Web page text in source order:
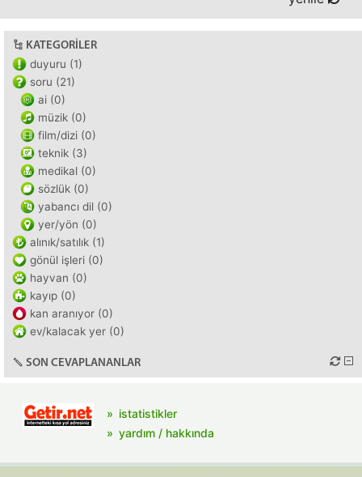
KATEGORILER
duyuru (1)
soru (21)
ai (0)
müzik (0)
film/dizi (0)
teknik (3)
medikal (0)
sözlük (0)
yabancı dil (0)
yer/yön (0)
alınık/satılık (1)
gönül işleri (0)
hayvan (0)
kayıp (0)
kan aranıyor (0)
ev/kalacak yer (0)
SON CEVAPLANANLAR
istatistikler
yardım / hakkında